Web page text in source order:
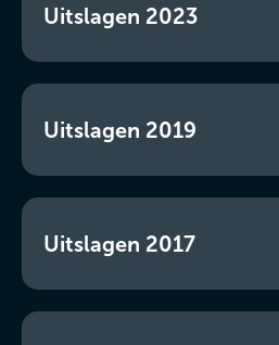
Uitslagen 2023
Uitslagen 2019
Uitslagen 2017